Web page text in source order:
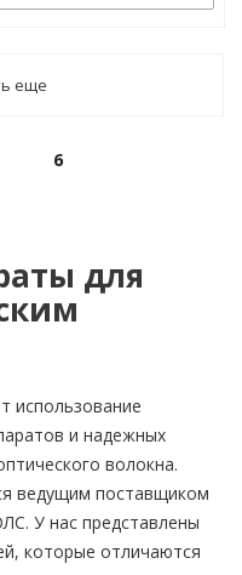
еще
6
для
использование
и надежных
волокна.
ведущим поставщиком
У нас представлены
которые отличаются